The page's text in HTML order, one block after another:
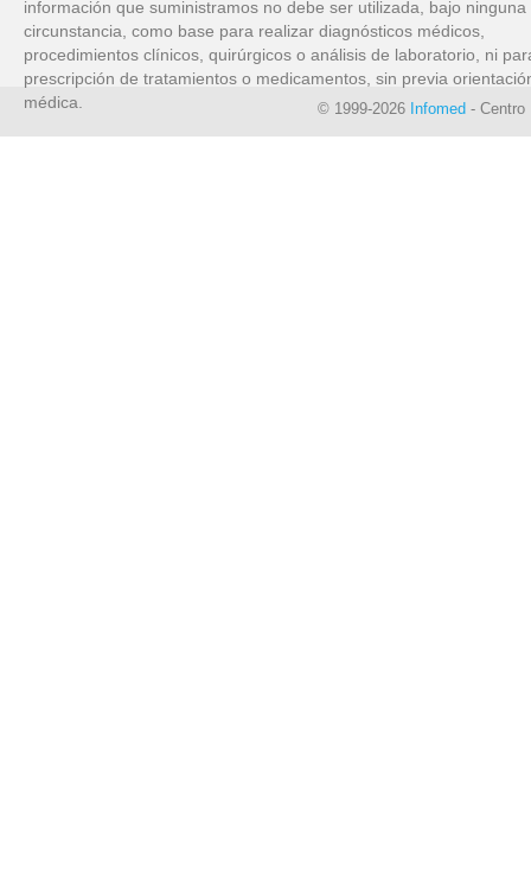
información que suministramos no debe ser utilizada, bajo ninguna
circunstancia, como base para realizar diagnósticos médicos,
procedimientos clínicos, quirúrgicos o análisis de laboratorio, ni
prescripción de tratamientos o medicamentos, sin previa
médica.
© 1999-2026 Infomed - Centro